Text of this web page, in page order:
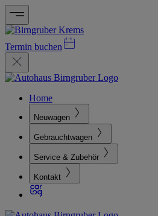
Termin buchen
Home
Neuwagen
Gebrauchtwagen
Service & Zubehör
Kontakt